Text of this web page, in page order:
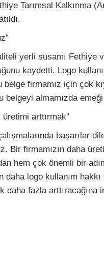
Tarımsal Kalkınma
yerli susamı Fethiye
kaydetti. Logo
firmamız için çok
belgeyi almamızda
üretimi arttırmak”
başarılar
Bir firmamızın daha
hem çok önemli bir
daha logo kullanım
daha fazla